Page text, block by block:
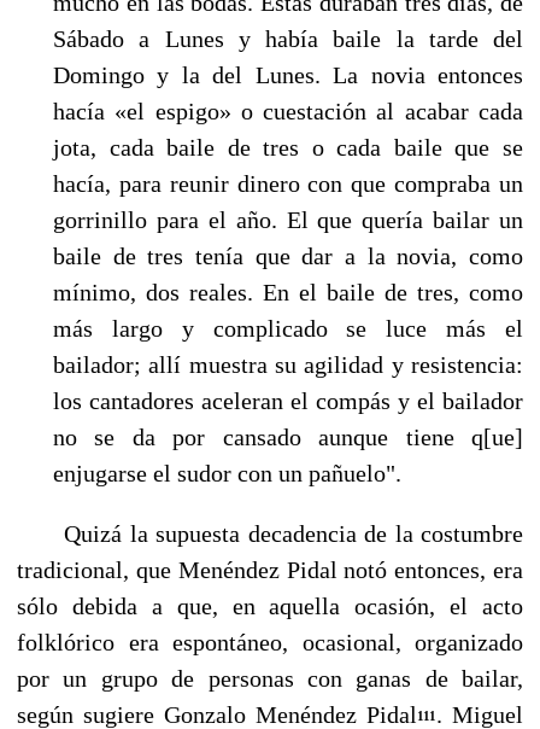
Sábado a Lunes y había baile la tarde del
Domingo y la del Lunes. La novia entonces
hacía «el espigo» o cuestación al acabar cada
jota, cada baile de tres o cada baile que se
hacía, para reunir dinero con que compraba un
gorrinillo para el año. El que quería bailar un
baile de tres tenía que dar a la novia, como
mínimo, dos reales. En el baile de tres, como
más largo y complicado se luce más el
bailador; allí mues­tra su agilidad y resistencia:
los cantadores aceleran el compás y el bailador
no se da por can­sado aunque tiene q[ue]
enjugarse el sudor con un pañuelo".
Quizá la supuesta decadencia de la costumbre
tradicional, que Menéndez Pidal notó enton­ces, era
sólo debida a que, en aquella ocasión, el acto
folklórico era espontáneo, ocasional, or­ganizado
por un grupo de personas con ganas de bailar,
según sugiere Gonzalo Menéndez Pi­dal 111 . Miguel